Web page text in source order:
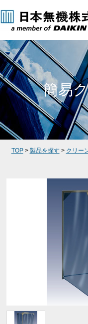
簡易
TOP> 製品を探す> クリー